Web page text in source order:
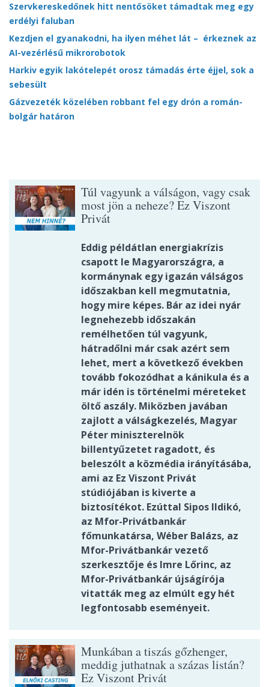
Szervkereskedőnek hitt nentősöket támadtak meg egy
erdélyi faluban
Kezdjen el gyanakodni, ha ilyen méhet lát – érkeznek az
AI-vezérlésű mikrorobotok
Harkiv egyik lakótelepét orosz támadás érte éjjel, sok a
sebesült
Gázvezeték közelében robbant fel egy drón a román-
bolgár határon
Túl vagyunk a válságon, vagy csak
most jön a neheze? Ez Viszont
Privát
Eddig példátlan energiakrízis
csapott le Magyarországra, a
kormánynak egy igazán válságos
időszakban kell megmutatnia,
hogy mire képes. Bár az idei nyár
legnehezebb időszakán
remélhetően túl vagyunk,
hátradőlni már csak azért sem
lehet, mert a következő években
tovább fokozódhat a kánikula és a
már idén is történelmi méreteket
öltő aszály. Miközben javában
zajlott a válságkezelés, Magyar
Péter miniszterelnök
billentyűzetet ragadott, és
beleszólt a közmédia irányításába,
ami az Ez Viszont Privát
stúdiójában is kiverte a
biztosítékot. Ezúttal Sipos Ildikó,
az Mfor-Privátbankár
főmunkatársa, Wéber Balázs, az
Mfor-Privátbankár vezető
szerkesztője és Imre Lőrinc, az
Mfor-Privátbankár újságírója
vitatták meg az elmúlt egy hét
legfontosabb eseményeit.
Munkában a tiszás gőzhenger,
meddig juthatnak a százas listán?
Ez Viszont Privát